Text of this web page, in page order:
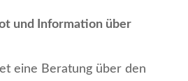
und Information über
eine Beratung über den